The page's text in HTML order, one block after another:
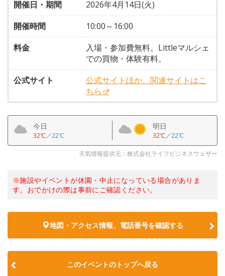
開催日・期間
2026年4月14日(火)
開催時間
10:00～16:00
料金
入場・参加費無料。Littleマルシェ
での買物・体験有料。
公式サイト
公式サイトほか、関連サイトはこ
ちら
今日
32℃／22℃
明日
32℃／22℃
天気情報提供元：株式会社ライフビジネスウェザー
※施設やイベントが休園・中止になっている場合がありま
す。おでかけの際は事前にご確認ください。
地図・アクセス情報、電話番号を確認する
このイベントのトップへ戻る